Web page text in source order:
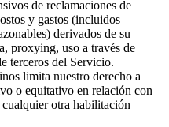
de reclamaciones de
y gastos (incluidos
derivados de su
proxying, uso a través de
terceros del Servicio.
limita nuestro derecho a
o equitativo en relación con
otra habilitación